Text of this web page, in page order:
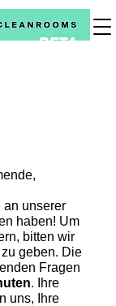
BETA
an unserer
haben! Um
bitten wir
geben. Die
Fragen
. Ihre
uns, Ihre